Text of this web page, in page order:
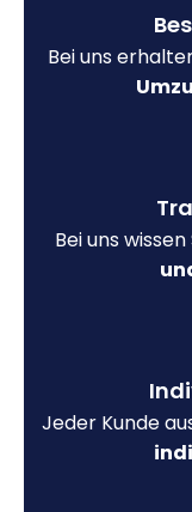
Bei uns
Bei uns wissen
Jeder Kunde